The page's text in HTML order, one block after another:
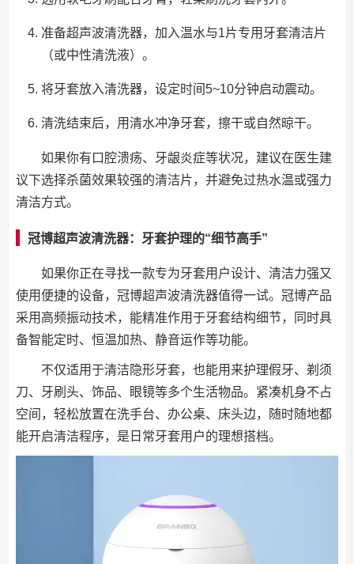
准备超声波清洗器，加入温水与1片专用牙套清洁片
（或中性清洗液）。
将牙套放入清洗器，设定时间5~10分钟启动震动。
清洗结束后，用清水冲净牙套，擦干或自然晾干。
如果你有口腔溃疡、牙龈炎症等状况，建议在医生建
议下选择杀菌效果较强的清洁片，并避免过热水温或强力
清洁方式。
冠博超声波清洗器：牙套护理的“细节高手”
如果你正在寻找一款专为牙套用户设计、清洁力强又
使用便捷的设备，冠博超声波清洗器值得一试。冠博产品
采用高频振动技术，能精准作用于牙套结构细节，同时具
备智能定时、恒温加热、静音运作等功能。
不仅适用于清洁隐形牙套，也能用来护理假牙、剃须
刀、牙刷头、饰品、眼镜等多个生活物品。紧凑机身不占
空间，轻松放置在洗手台、办公桌、床头边，随时随地都
能开启清洁程序，是日常牙套用户的理想搭档。